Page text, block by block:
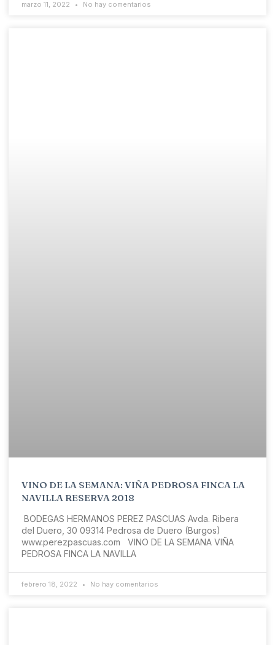
marzo 11, 2022 No hay comentarios
VINO DE LA SEMANA: VIÑA PEDROSA FINCA LA
NAVILLA RESERVA 2018
BODEGAS HERMANOS PEREZ PASCUAS Avda. Ribera
del Duero, 30 09314 Pedrosa de Duero (Burgos)
www.perezpascuas.com VINO DE LA SEMANA VIÑA
PEDROSA FINCA LA NAVILLA
febrero 18, 2022 No hay comentarios